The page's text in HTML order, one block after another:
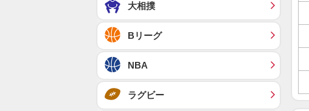
大相撲
Bリーグ
NBA
ラグビー